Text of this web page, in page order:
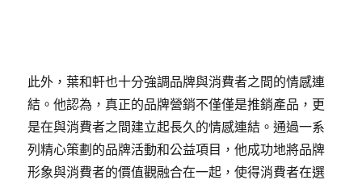
此外，葉和軒也十分強調品牌與消費者之間的情感連
結。他認為，真正的品牌營銷不僅僅是推銷產品，更
是在與消費者之間建立起長久的情感連結。通過一系
列精心策劃的品牌活動和公益項目，他成功地將品牌
形象與消費者的價值觀融合在一起，使得消費者在選